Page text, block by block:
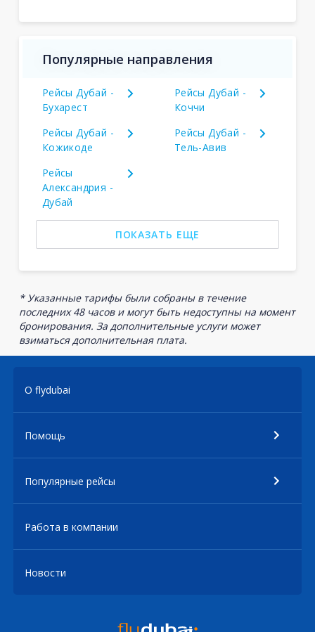
Популярные направления
Рейсы Дубай -
Бухарест
Рейсы Дубай -
Коччи
Рейсы Дубай -
Кожикоде
Рейсы Дубай -
Тель-Авив
Рейсы
Александрия -
Дубай
ПОКАЗАТЬ ЕЩЕ
* Указанные тарифы были собраны в течение
последних 48 часов и могут быть недоступны на момент
бронирования. За дополнительные услуги может
взиматься дополнительная плата.
О flydubai
Помощь
Популярные рейсы
Работа в компании
Новости